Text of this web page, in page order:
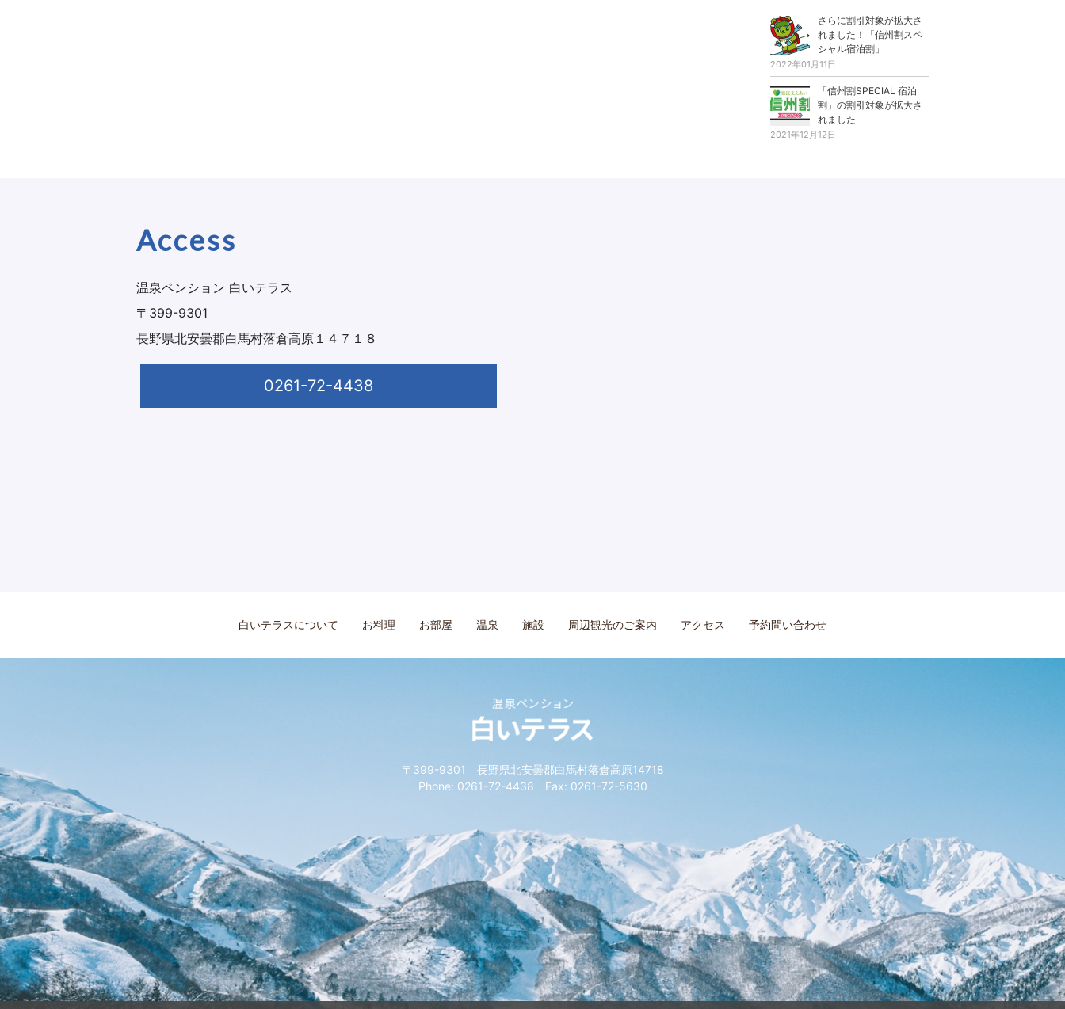
さらに割引対象が拡大さ
れました！「信州割スペ
シャル宿泊割」
2022年01月11日
「信州割SPECIAL 宿泊
割」の割引対象が拡大さ
れました
2021年12月12日
Access
温泉ペンション 白いテラス
〒399-9301
長野県北安曇郡白馬村落倉高原１４７１８
0261-72-4438
白いテラスについて お料理 お部屋 温泉 施設 周辺観光のご案内 アクセス 予約問い合わせ
〒399-9301 長野県北安曇郡白馬村落倉高原14718
Phone: 0261-72-4438 Fax: 0261-72-5630